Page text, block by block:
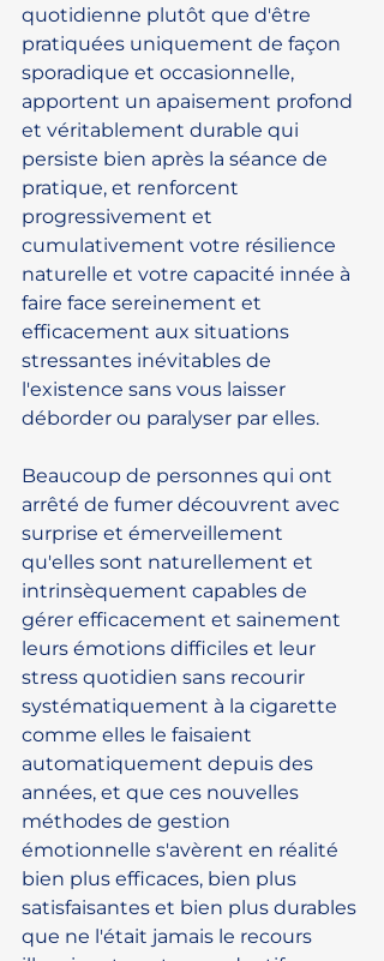
quotidienne plutôt que d'être
pratiquées uniquement de façon
sporadique et occasionnelle,
apportent un apaisement profond
et véritablement durable qui
persiste bien après la séance de
pratique, et renforcent
progressivement et
cumulativement votre résilience
naturelle et votre capacité innée à
faire face sereinement et
efficacement aux situations
stressantes inévitables de
l'existence sans vous laisser
déborder ou paralyser par elles.
Beaucoup de personnes qui ont
arrêté de fumer découvrent avec
surprise et émerveillement
qu'elles sont naturellement et
intrinsèquement capables de
gérer efficacement et sainement
leurs émotions difficiles et leur
stress quotidien sans recourir
systématiquement à la cigarette
comme elles le faisaient
automatiquement depuis des
années, et que ces nouvelles
méthodes de gestion
émotionnelle s'avèrent en réalité
bien plus efficaces, bien plus
satisfaisantes et bien plus durables
que ne l'était jamais le recours